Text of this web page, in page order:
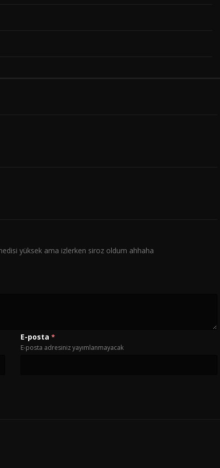
yüksek ama izlerken siroz oldum ahhaha
E-posta *
E-posta adresiniz yayımlanmayacak